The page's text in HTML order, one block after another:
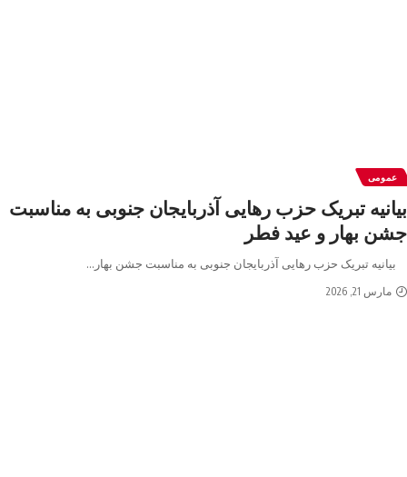
عمومی
بیانیه تبریک حزب رهایی آذربایجان جنوبی به مناسبت
جشن بهار و عید فطر
بیانیه تبریک حزب رهایی آذربایجان جنوبی به مناسبت جشن بهار …
مارس 21, 2026